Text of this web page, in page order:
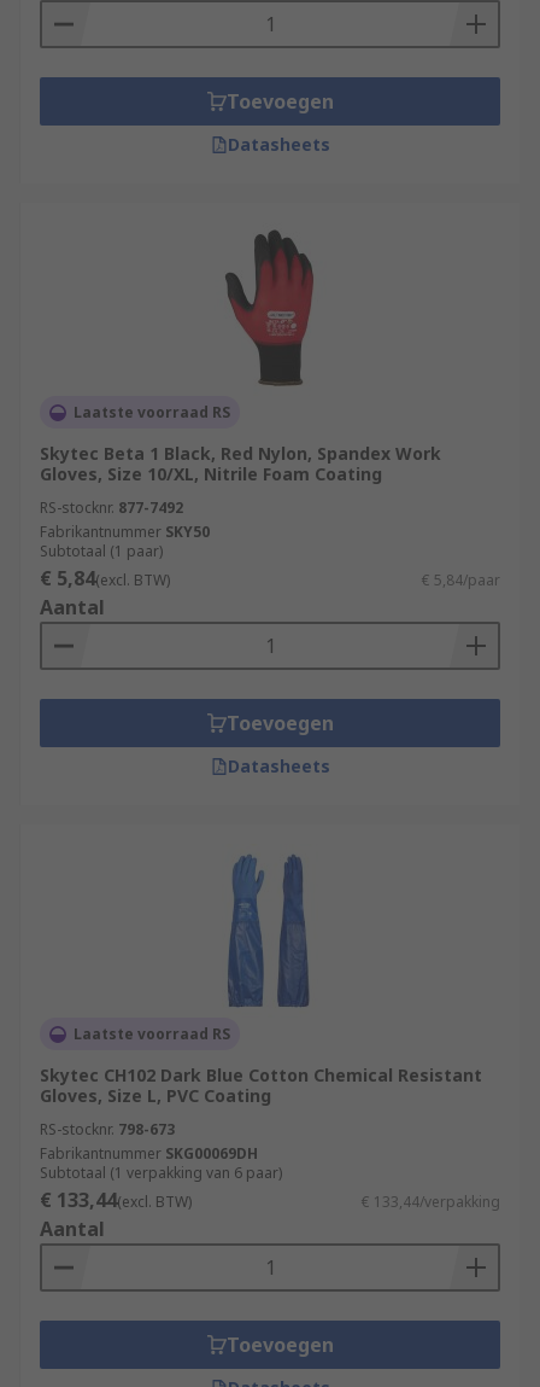
Toevoegen
Datasheets
Laatste voorraad RS
Skytec Beta 1 Black, Red Nylon, Spandex Work
Gloves, Size 10/XL, Nitrile Foam Coating
RS-stocknr. 877-7492
Fabrikantnummer SKY50
Subtotaal (1 paar)
€ 5,84(excl. BTW) € 5,84/paar
Aantal
Toevoegen
Datasheets
Laatste voorraad RS
Skytec CH102 Dark Blue Cotton Chemical Resistant
Gloves, Size L, PVC Coating
RS-stocknr. 798-673
Fabrikantnummer SKG00069DH
Subtotaal (1 verpakking van 6 paar)
€ 133,44(excl. BTW) € 133,44/verpakking
Aantal
Toevoegen